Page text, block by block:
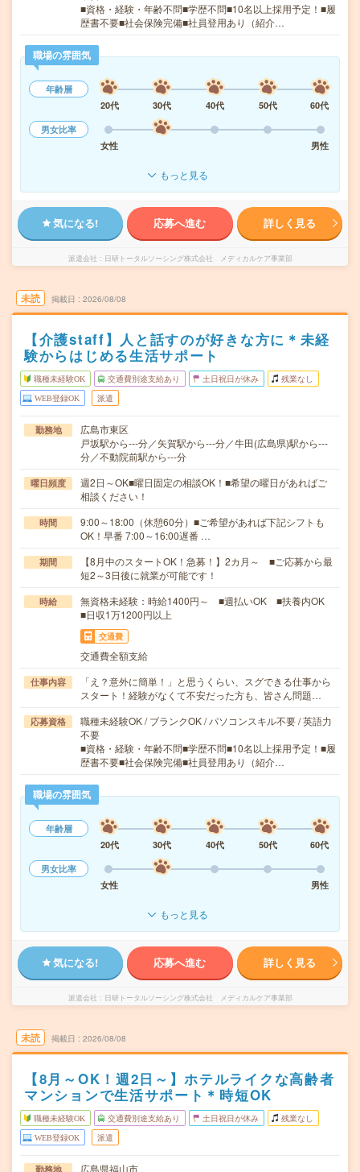
■資格・経験・年齢不問■学歴不問■10名以上採用予定！■履
歴書不要■社会保険完備■社員登用あり（紹介…
職場の雰囲気
年齢層
20代
30代 40代 50代
60代
男女比率
女性
男性
もっと見る
気になる! 応募へ進む 詳しく見る
派遣会社 日研トータルソーシング株式会社 メディカルケア事業部
未読 掲載日 2026/08/08
【介護staff】人と話すのが好きな方に＊未経
験からはじめる生活サポート
職種未経験OK 交通費別途支給あり 土日祝日が休み 残業なし
WEB登録OK 派遣
勤務地
広島市東区
戸坂駅から---分／矢賀駅から---分／牛田(広島県)駅から---
分／不動院前駅から---分
曜日頻度
週2日～OK■曜日固定の相談OK！■希望の曜日があればご
相談ください！
時間
9:00～18:00（休憩60分）■ご希望があれば下記シフトも
OK！早番 7:00～16:00遅番 …
期間
【8月中のスタートOK！急募！】2カ月～ ■ご応募から最
短2～3日後に就業が可能です！
時給
無資格未経験：時給1400円～ ■週払いOK ■扶養内OK
■日収1万1200円以上
交通費
交通費全額支給
仕事内容
「え？意外に簡単！」と思うくらい、スグできる仕事から
スタート！経験がなくて不安だった方も、皆さん問題…
応募資格
職種未経験OK / ブランクOK / パソコンスキル不要 / 英語力
不要
■資格・経験・年齢不問■学歴不問■10名以上採用予定！■履
歴書不要■社会保険完備■社員登用あり（紹介…
職場の雰囲気
年齢層
20代
30代 40代 50代
60代
男女比率
女性
男性
もっと見る
気になる! 応募へ進む 詳しく見る
派遣会社 日研トータルソーシング株式会社 メディカルケア事業部
未読 掲載日 2026/08/08
【8月～OK！週2日～】ホテルライクな高齢者
マンションで生活サポート＊時短OK
職種未経験OK 交通費別途支給あり 土日祝日が休み 残業なし
WEB登録OK 派遣
勤務地
広島県福山市